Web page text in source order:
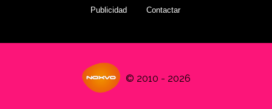
Publicidad Contactar
© 2010 - 2026